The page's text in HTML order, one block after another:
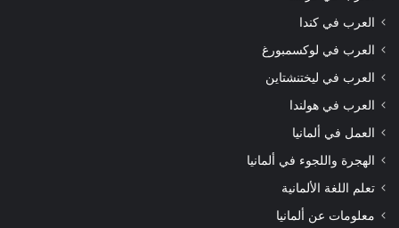
العرب في كندا
العرب في لوكسمبورغ
العرب في ليختنشتاين
العرب في هولندا
العمل في ألمانيا
الهجرة واللجوء في ألمانيا
تعلم اللغة الألمانية
معلومات عن ألمانيا